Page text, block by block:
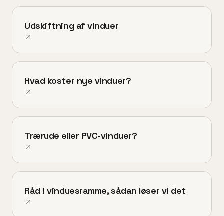
Udskiftning af vinduer
Hvad koster nye vinduer?
Trærude eller PVC-vinduer?
Råd i vinduesramme, sådan løser vi det